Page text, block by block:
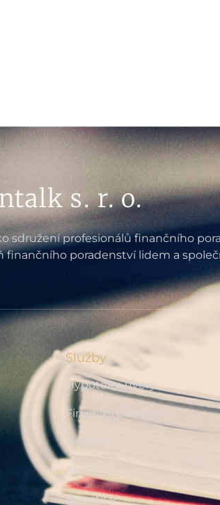
s. r. o.
sdružení profesionálů finančního
finančního poradenství lidem a
Služby
Hypotéky, úvěry
Finanční plánování
Pojištění
Penze
Investice